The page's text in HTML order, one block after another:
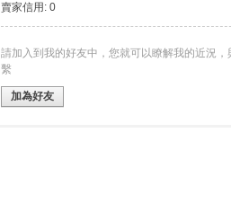
賣家信用: 0
請加入到我的好友中，您就可以瞭解我的近況
繫
加為好友